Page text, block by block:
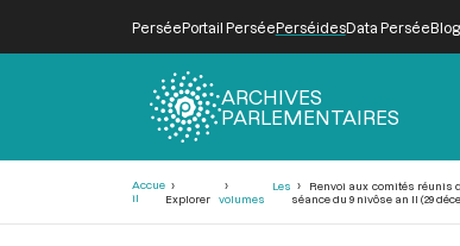
PerséePortail PerséePerséidesData PerséeBlog
ARCHIVES
PARLEMENTAIRES
Accue
il
Explorer
Les
volumes
Renvoi aux comités réunis
séance du 9 nivôse an II (29